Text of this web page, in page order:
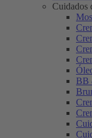
Cuidados
BB